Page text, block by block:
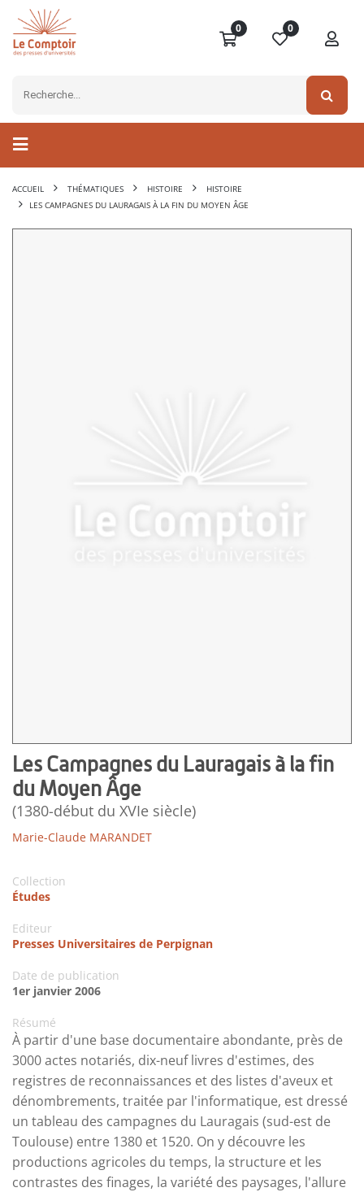
0 0
ACCUEIL THÉMATIQUES HISTOIRE
HISTOIRE
LES CAMPAGNES DU LAURAGAIS À LA FIN DU MOYEN ÂGE
Les Campagnes du Lauragais à la fin
du Moyen Âge
(1380-début du XVIe siècle)
Marie-Claude MARANDET
Collection
Études
Editeur
Presses Universitaires de Perpignan
Date de publication
1er janvier 2006
Résumé
À partir d'une base documentaire abondante, près de
3000 actes notariés, dix-neuf livres d'estimes, des
registres de reconnaissances et des listes d'aveux et
dénombrements, traitée par l'informatique, est dressé
un tableau des campagnes du Lauragais (sud-est de
Toulouse) entre 1380 et 1520. On y découvre les
productions agricoles du temps, la structure et les
contrastes des finages, la variété des paysages, l'allure